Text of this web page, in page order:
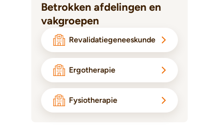
Betrokken afdelingen en
vakgroepen
Revalidatiegeneeskunde
Ergotherapie
Fysiotherapie